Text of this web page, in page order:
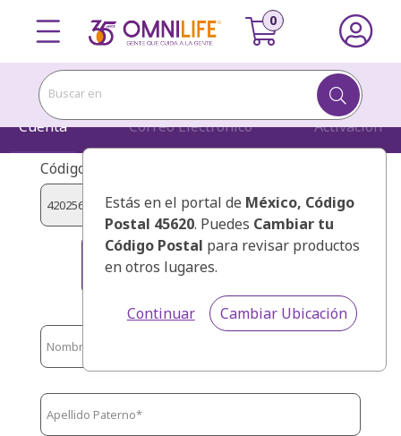
Buscar en
Estás en el portal de México, Código
Postal 45620. Puedes Cambiar tu
Código Postal para revisar productos
en otros lugares.
Continuar Cambiar Ubicación
Cuenta Correo Electrónico Activación
Código de presentador:
ANDRADE HERNANDEZ, EDNA
MARION